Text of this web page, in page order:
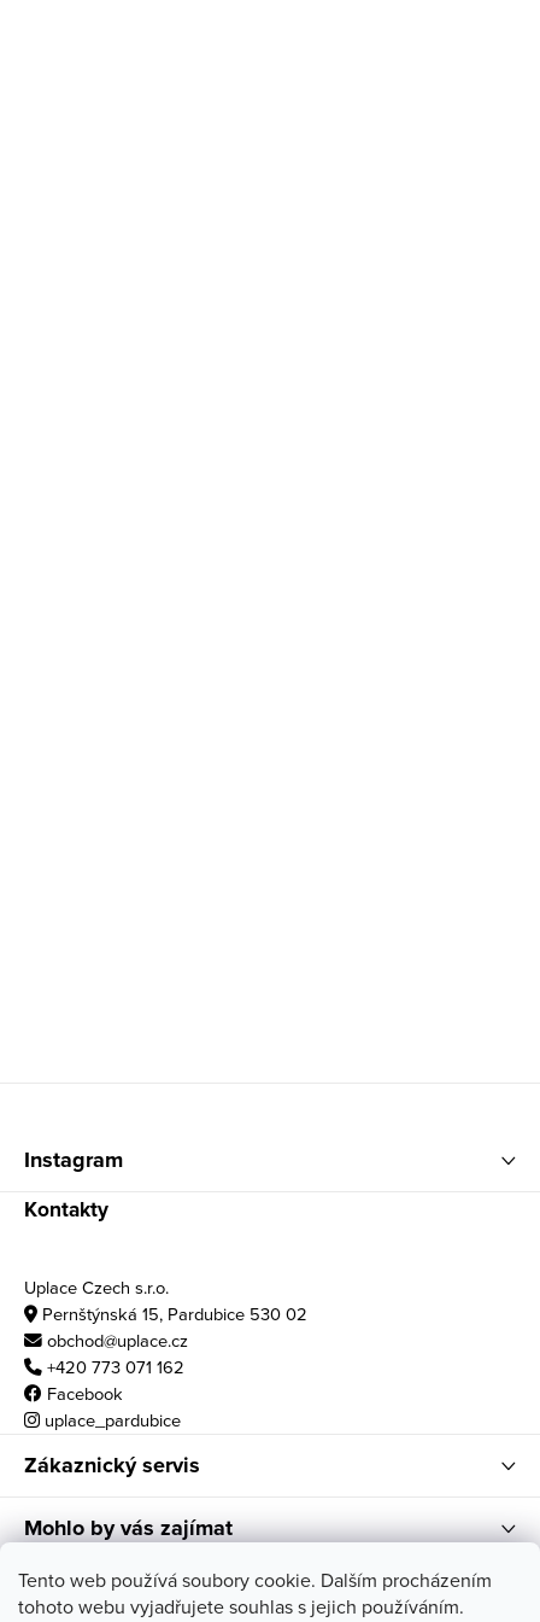
Tento web používá soubory cookie. Dalším procházením
tohoto webu vyjadřujete souhlas s jejich používáním.
Instagram
Kontakty
Uplace Czech s.r.o.
Pernštýnská 15, Pardubice 530 02
obchod@uplace.cz
+420 773 071 162
Facebook
uplace_pardubice
Zákaznický servis
Mohlo by vás zajímat
Otvírací doba